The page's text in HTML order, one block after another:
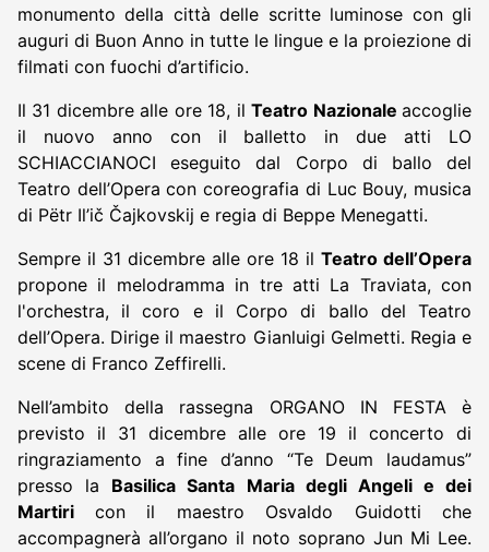
monumento della città delle scritte luminose con gli
auguri di Buon Anno in tutte le lingue e la proiezione di
filmati con fuochi d’artificio.
Il 31 dicembre alle ore 18, ilTeatro Nazionaleaccoglie
il nuovo anno con il balletto in due atti LO
SCHIACCIANOCI eseguito dal Corpo di ballo del
Teatro dell’Opera con coreografia di Luc Bouy, musica
di Pëtr Il’ič Čajkovskij e regia di Beppe Menegatti.
Sempre il 31 dicembre alle ore 18 il Teatro dell’Opera
propone il melodramma in tre atti La Traviata, con
l'orchestra, il coro e il Corpo di ballo del Teatro
dell’Opera. Dirige il maestro Gianluigi Gelmetti. Regia e
scene di Franco Zeffirelli.
Nell’ambito della rassegna ORGANO IN FESTA è
previsto il 31 dicembre alle ore 19 il concerto di
ringraziamento a fine d’anno “Te Deum laudamus”
presso la Basilica Santa Maria degli Angeli e dei
Martiri con il maestro Osvaldo Guidotti che
accompagnerà all’organo il noto soprano Jun Mi Lee.